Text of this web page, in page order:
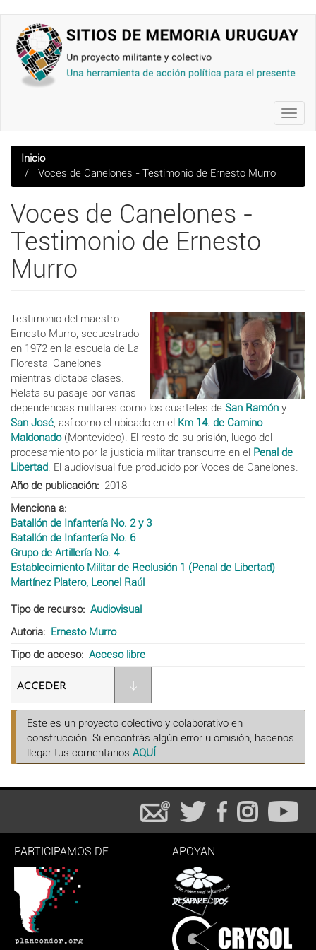
contenido
principal
Inicio
Voces de Canelones - Testimonio de Ernesto Murro
Voces de Canelones -
Testimonio de Ernesto
Murro
Testimonio del maestro
Ernesto Murro, secuestrado
en 1972 en la escuela de La
Floresta, Canelones
mientras dictaba clases.
Relata su pasaje por varias
dependencias militares como los cuarteles de San Ramón y
San José, así como el ubicado en el Km 14. de Camino
Maldonado(Montevideo). El resto de su prisión, luego del
procesamiento por la justicia militar transcurre en el Penal de
Libertad. El audiovisual fue producido por Voces de Canelones.
Año de publicación
2018
Menciona a
Batallón de Infantería No. 2 y 3
Batallón de Infantería No. 6
Grupo de Artillería No. 4
Establecimiento Militar de Reclusión 1 (Penal de Libertad)
Martínez Platero, Leonel Raúl
Tipo de recurso
Audiovisual
Autoria
Ernesto Murro
Tipo de acceso
Acceso libre
Este es un proyecto colectivo y colaborativo en
construcción. Si encontrás algún error u omisión, hacenos
llegar tus comentarios AQUÍ
PARTICIPAMOS DE: APOYAN: